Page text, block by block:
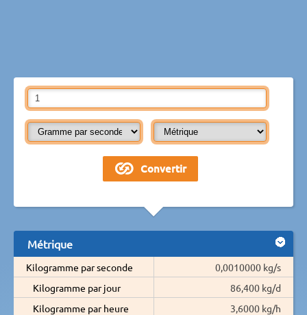
Métrique
Kilogramme par seconde
0,0010000 kg/s
Kilogramme par jour
86,400 kg/d
Kilogramme par heure
3,6000 kg/h